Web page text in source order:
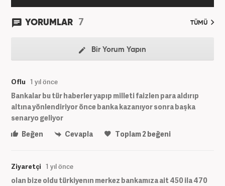
YORUMLAR 7 TÜMÜ
Bir Yorum Yapın
Oflu 1 yıl önce
Bankalar bu tür haberler yapıp milleti faizlen para aldırıp
altına yönlendiriyor önce banka kazanıyor sonra başka
senaryo geliyor
Beğen
Cevapla Toplam2beğeni
Ziyaretçi 1 yıl önce
olan bize oldu türkiyenın merkez bankamıza ait 450 ila 470